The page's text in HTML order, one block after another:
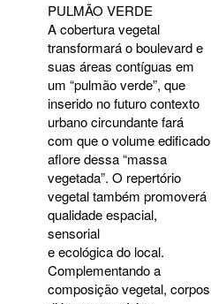
PULMÃO VERDE
A cobertura vegetal
transformará o boulevard e
suas áreas contíguas em
um “pulmão verde”, que
inserido no futuro contexto
urbano circundante fará
com que o volume edificado
aflore dessa “massa
vegetada”. O repertório
vegetal também promoverá
qualidade espacial,
sensorial
e ecológica do local.
Complementando a
composição vegetal, corpos